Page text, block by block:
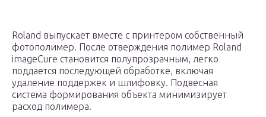
Roland выпускает вместе с принтером собственный
фотополимер. После отверждения полимер Roland
imageCure становится полупрозрачным, легко
поддается последующей обработке, включая
удаление поддержек и шлифовку. Подвесная
система формирования объекта минимизирует
расход полимера.